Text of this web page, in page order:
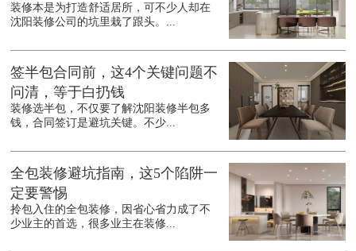
装修本是为打造舒适居所，可不少人却在
沈阳装修公司的坑里栽了跟头。...
签半包合同前，这4个关键问题不
问清，等于白扔钱
装修选半包，不仅要了解沈阳装修半包多
钱，合同签订是避坑关键。不少...
全包装修避坑指南，这5个陷阱一
定要警惕
拎包入住的全包装修，因省心省力成了不
少业主的首选，很多业主在装修...